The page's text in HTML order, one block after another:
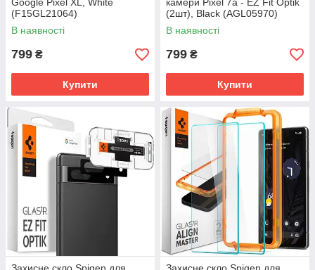
Google Pixel XL, White
(F15GL21064)
В наявності
799 ₴
Купити
камери Pixel 7a - EZ Fit Optik
(2шт), Black (AGL05970)
В наявності
799 ₴
Купити